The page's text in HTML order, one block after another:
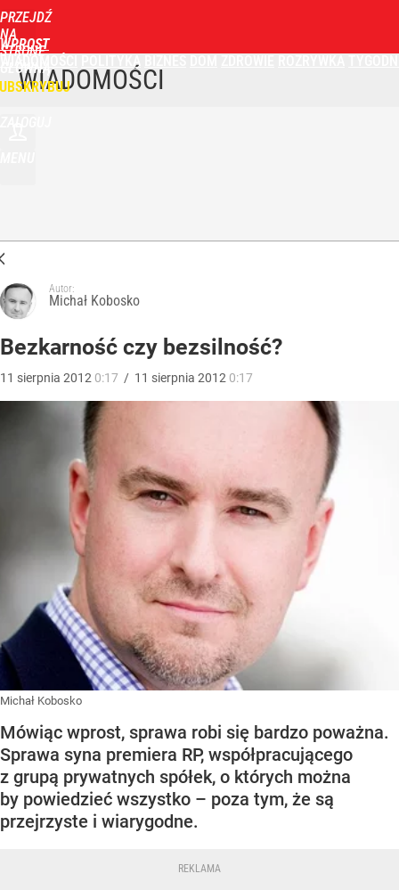
PRZEJDŹ
NA
STRONĘ
GŁÓWNĄ
WPROST
POLITYKA
WIADOMOŚCI
Autor:
Michał Kobosko
Bezkarność czy bezsilność?
11 sierpnia 2012 0:17 / 11 sierpnia 2012 0:17
Michał Kobosko
Mówiąc wprost, sprawa robi się bardzo poważna.
Sprawa syna premiera RP, współpracującego
z grupą prywatnych spółek, o których można
by powiedzieć wszystko – poza tym, że są
przejrzyste i wiarygodne.